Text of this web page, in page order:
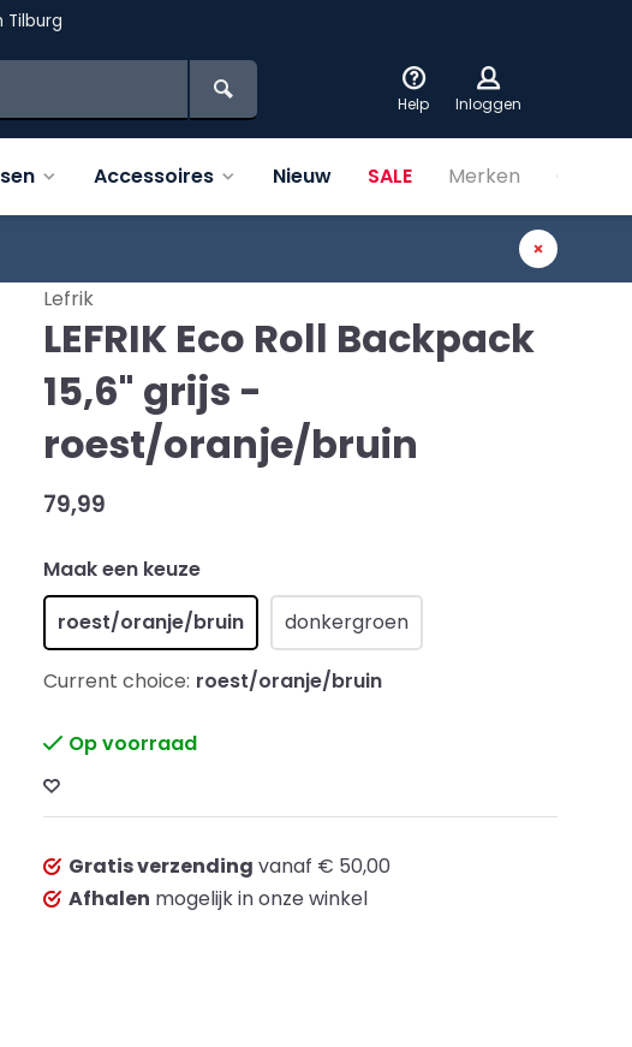
Tilburg
Help Inloggen
Accessoires Nieuw SALE Merken Over
Lefrik
LEFRIK Eco Roll Backpack
15,6" grijs -
roest/oranje/bruin
79,99
Maak een keuze
roest/oranje/bruin
donkergroen
Current choice: roest/oranje/bruin
Op voorraad
Gratis verzending vanaf € 50,00
Afhalen mogelijk in onze winkel